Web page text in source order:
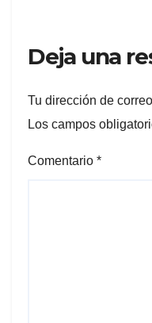
Deja una
Tu dirección de
Los campos
Comentario *